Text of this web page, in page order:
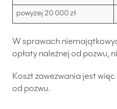
powyżej 20 000 zł
W sprawach
opłaty należnej od pozwu,
Koszt zawezwania jest więc
od pozwu.